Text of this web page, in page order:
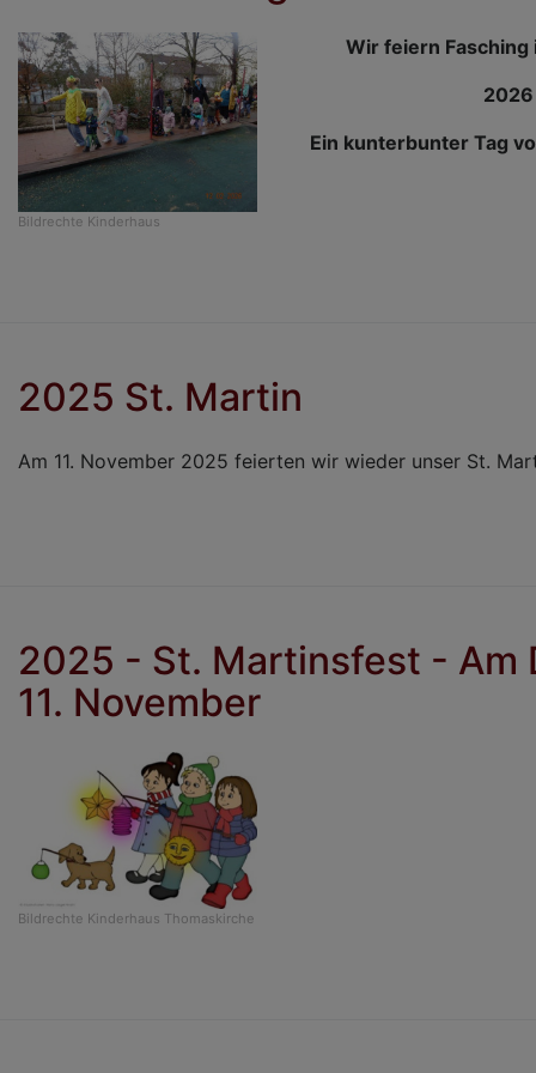
Bildrechte Kinderhaus
Wir feiern Fasching
2026
Ein kunterbunter Tag
2025 St. Martin
Am 11. November 2025 feierten wir wieder unser St.
2025 - St. Martinsfest - Am
11. November
Bildrechte Kinderhaus Thomaskirche